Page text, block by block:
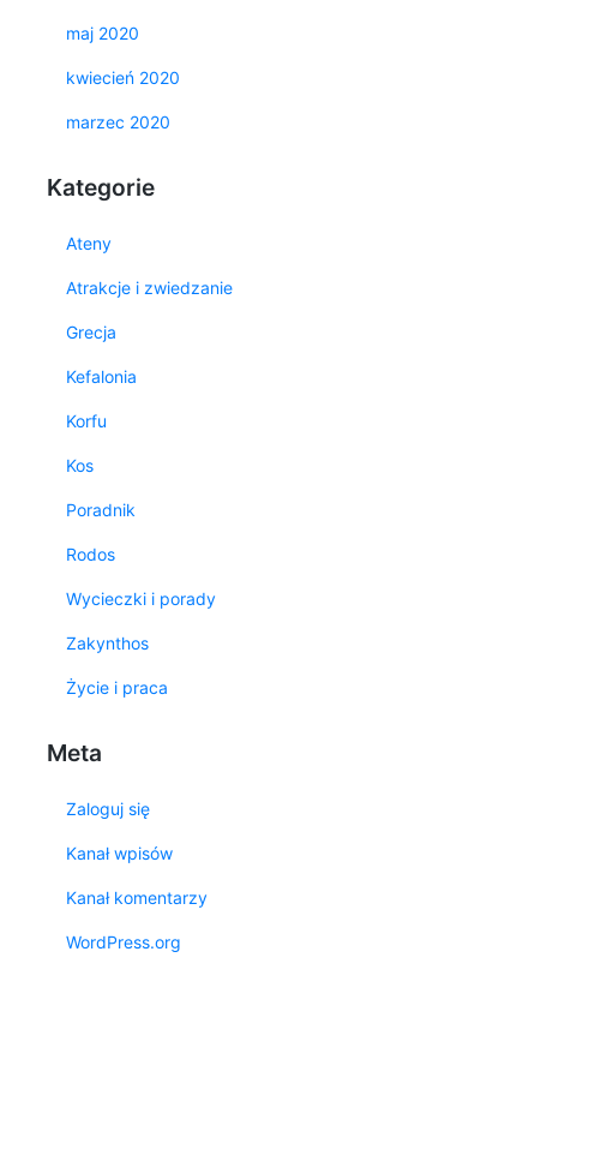
maj 2020
kwiecień 2020
marzec 2020
Kategorie
Ateny
Atrakcje i zwiedzanie
Grecja
Kefalonia
Korfu
Kos
Poradnik
Rodos
Wycieczki i porady
Zakynthos
Życie i praca
Meta
Zaloguj się
Kanał wpisów
Kanał komentarzy
WordPress.org